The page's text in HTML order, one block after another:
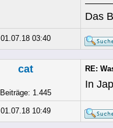
Das
01.07.18 03:40
cat
Beiträge: 1.445
RE:
In
01.07.18 10:49